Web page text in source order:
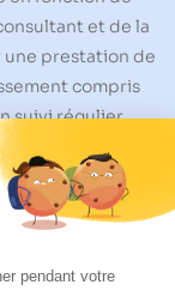
et de la
une prestation de
compris
suivi régulier
SEO local ou une
aller de 500€ à
sur le long
SEO local se